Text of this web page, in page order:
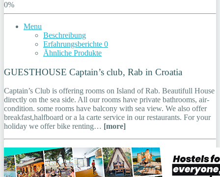
0%
Menu
Beschreibung
Erfahrungsberichte 0
Ähnliche Produkte
GUESTHOUSE Captain’s club, Rab in Croatia
Captain’s Club is offering rooms on Island of Rab. Beautifull House
directly on the sea side. All our rooms have private bathrooms, air-
condition. some rooms have balcony with sea view. We also offer
breakfast,halfboard or a la carte service in our restaurants. For your
holiday we offer bike renting… [more]